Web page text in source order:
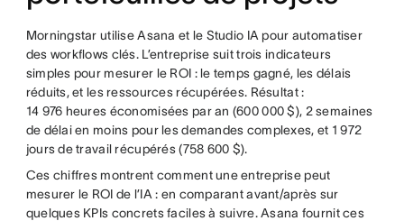
Morningstar utilise Asana et le Studio IA pour automatiser
des workflows clés. L’entreprise suit trois indicateurs
simples pour mesurer le ROI : le temps gagné, les délais
réduits, et les ressources récupérées. Résultat :
14 976 heures économisées par an (600 000 $), 2 semaines
de délai en moins pour les demandes complexes, et 1 972
jours de travail récupérés (758 600 $).
Ces chiffres montrent comment une entreprise peut
mesurer le ROI de l’IA : en comparant avant/après sur
quelques KPIs concrets faciles à suivre. Asana fournit ces